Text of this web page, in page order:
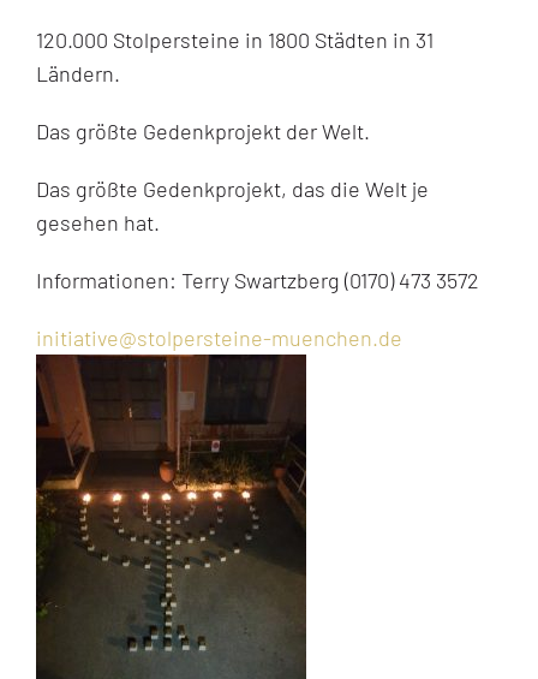
120.000 Stolpersteine in 1800 Städten in 31
Ländern.
Das größte Gedenkprojekt der Welt.
Das größte Gedenkprojekt, das die Welt je
gesehen hat.
Informationen: Terry Swartzberg (0170) 473 3572
initiative@stolpersteine-muenchen.de